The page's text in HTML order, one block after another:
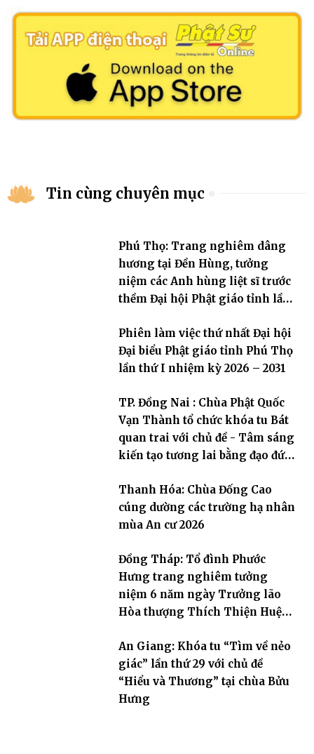
Tin cùng chuyên mục
Phú Thọ: Trang nghiêm dâng
hương tại Đền Hùng, tưởng
niệm các Anh hùng liệt sĩ trước
thềm Đại hội Phật giáo tỉnh lần
Phiên làm việc thứ nhất Đại hội
Đại biểu Phật giáo tỉnh Phú Thọ
lần thứ I nhiệm kỳ 2026 – 2031
TP. Đồng Nai : Chùa Phật Quốc
Vạn Thành tổ chức khóa tu Bát
quan trai với chủ đề - Tâm sáng
kiến tạo tương lai bằng đạo đức
Thanh Hóa: Chùa Đống Cao
cúng dường các trường hạ nhân
mùa An cư 2026
Đồng Tháp: Tổ đình Phước
Hưng trang nghiêm tưởng
niệm 6 năm ngày Trưởng lão
Hòa thượng Thích Thiện Huệ
An Giang: Khóa tu “Tìm về nẻo
giác” lần thứ 29 với chủ đề
“Hiểu và Thương” tại chùa Bửu
Hưng